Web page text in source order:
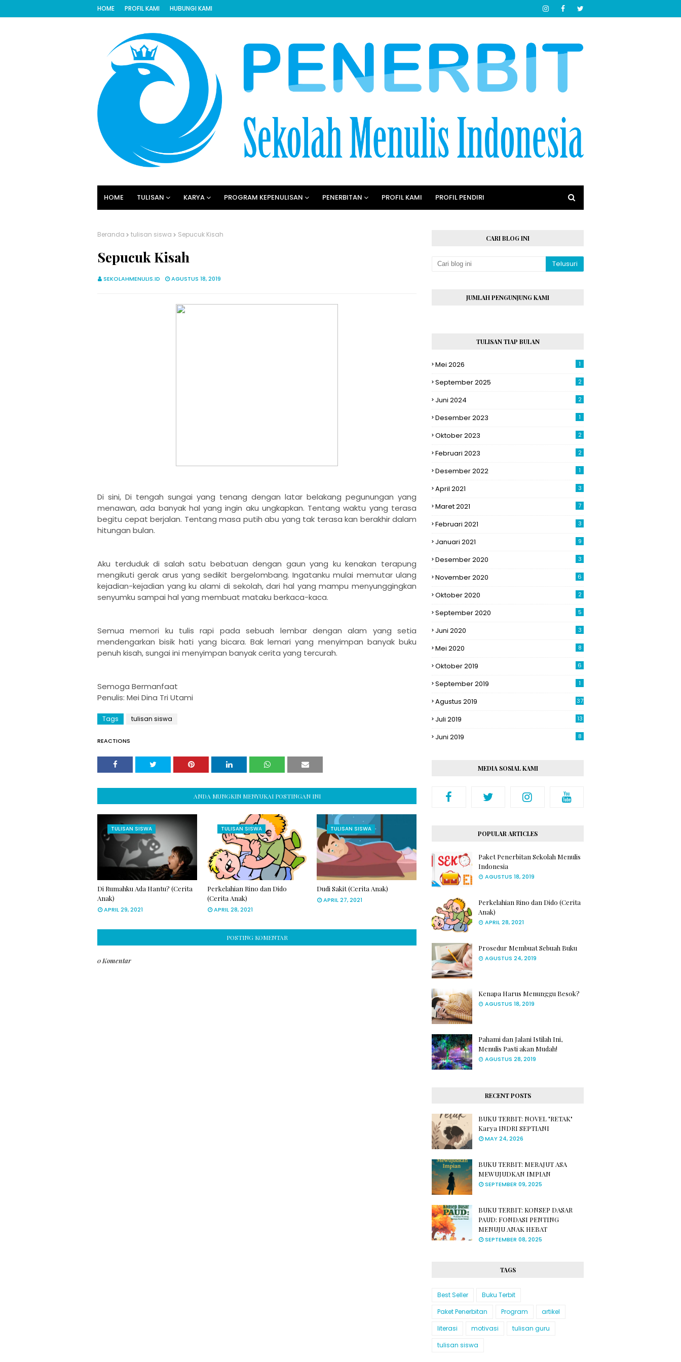
HOME PROFIL KAMI HUBUNGI KAMI
HOME TULISAN KARYA PROGRAM KEPENULISAN PENERBITAN PROFIL KAMI PROFIL PENDIRI
Beranda tulisan siswa Sepucuk Kisah
Sepucuk Kisah
SEKOLAHMENULIS.ID AGUSTUS 18, 2019
Di sini, Di tengah sungai yang tenang dengan latar belakang pegunungan yang
menawan, ada banyak hal yang ingin aku ungkapkan. Tentang waktu yang terasa
begitu cepat berjalan. Tentang masa putih abu yang tak terasa kan berakhir dalam
hitungan bulan.
Aku terduduk di salah satu bebatuan dengan gaun yang ku kenakan terapung
mengikuti gerak arus yang sedikit bergelombang. Ingatanku mulai memutar ulang
kejadian-kejadian yang ku alami di sekolah, dari hal yang mampu menyunggingkan
senyumku sampai hal yang membuat mataku berkaca-kaca.
Semua memori ku tulis rapi pada sebuah lembar dengan alam yang setia
mendengarkan bisik hati yang bicara. Bak lemari yang menyimpan banyak buku
penuh kisah, sungai ini menyimpan banyak cerita yang tercurah.
Semoga Bermanfaat
Penulis: Mei Dina Tri Utami
Tags tulisan siswa
REACTIONS
ANDA MUNGKIN MENYUKAI POSTINGAN INI
TULISAN SISWA
Di Rumahku Ada Hantu? (Cerita
Anak)
APRIL 29, 2021
TULISAN SISWA
Perkelahian Rino dan Dido
(Cerita Anak)
APRIL 28, 2021
TULISAN SISWA
Dudi Sakit (Cerita Anak)
APRIL 27, 2021
POSTING KOMENTAR
0 Komentar
CARI BLOG INI
JUMLAH PENGUNJUNG KAMI
TULISAN TIAP BULAN
Mei 2026 1
September 2025 2
Juni 2024 2
Desember 2023 1
Oktober 2023 2
Februari 2023 2
Desember 2022 1
April 2021 3
Maret 2021 7
Februari 2021 3
Januari 2021 9
Desember 2020 3
November 2020 6
Oktober 2020 2
September 2020 5
Juni 2020 3
Mei 2020 8
Oktober 2019 6
September 2019 1
Agustus 2019 37
Juli 2019 13
Juni 2019 8
MEDIA SOSIAL KAMI
POPULAR ARTICLES
Paket Penerbitan Sekolah Menulis
Indonesia
AGUSTUS 18, 2019
Perkelahian Rino dan Dido (Cerita
Anak)
APRIL 28, 2021
Prosedur Membuat Sebuah Buku
AGUSTUS 24, 2019
Kenapa Harus Menunggu Besok?
AGUSTUS 18, 2019
Pahami dan Jalani Istilah Ini,
Menulis Pasti akan Mudah!
AGUSTUS 28, 2019
RECENT POSTS
BUKU TERBIT: NOVEL "RETAK"
Karya INDRI SEPTIANI
MAY 24, 2026
BUKU TERBIT: MERAJUT ASA
MEWUJUDKAN IMPIAN
SEPTEMBER 09, 2025
BUKU TERBIT: KONSEP DASAR
PAUD: FONDASI PENTING
MENUJU ANAK HEBAT
SEPTEMBER 08, 2025
TAGS
Best Seller
Buku Terbit
Paket Penerbitan
Program
artikel
literasi
motivasi
tulisan guru
tulisan siswa